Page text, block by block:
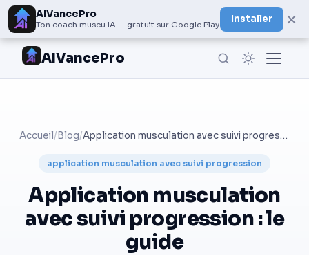
AIVancePro
Ton coach muscu IA — gratuit sur Google Play
Installer ×
AIVancePro
Accueil/ Blog/ Application musculation avec suivi progression : le guide
application musculation avec suivi progression
Application musculation
avec suivi progression : le
guide